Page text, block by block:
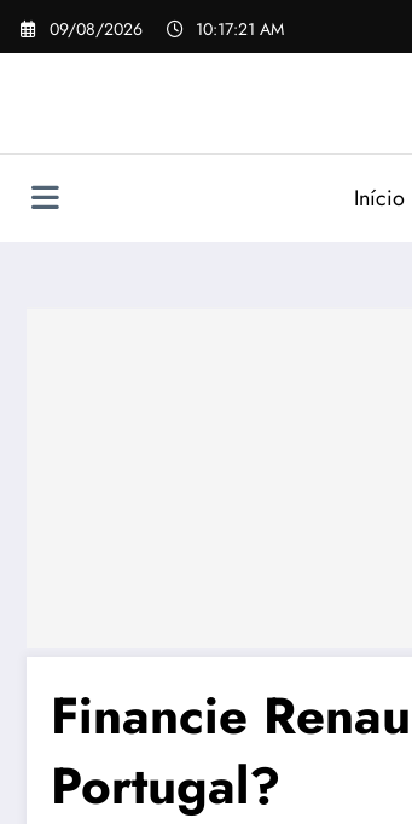
Pular
para
09/08/2026 10:17:22 AM
Início
Financie
Portugal?